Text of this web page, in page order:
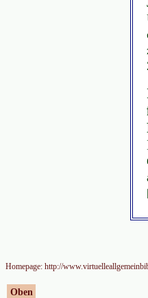
Homepage: http://
Oben